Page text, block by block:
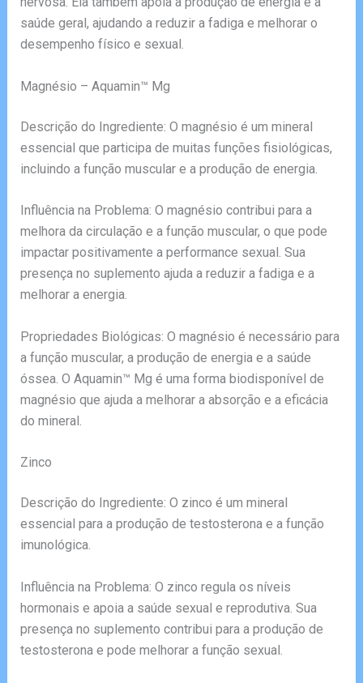
saúde geral, ajudando a reduzir a fadiga e melhorar o
desempenho físico e sexual.
Magnésio – Aquamin™ Mg
Descrição do Ingrediente: O magnésio é um mineral
essencial que participa de muitas funções fisiológicas,
incluindo a função muscular e a produção de energia.
Influência na Problema: O magnésio contribui para a
melhora da circulação e a função muscular, o que pode
impactar positivamente a performance sexual. Sua
presença no suplemento ajuda a reduzir a fadiga e a
melhorar a energia.
Propriedades Biológicas: O magnésio é necessário para
a função muscular, a produção de energia e a saúde
óssea. O Aquamin™ Mg é uma forma biodisponível de
magnésio que ajuda a melhorar a absorção e a eficácia
do mineral.
Zinco
Descrição do Ingrediente: O zinco é um mineral
essencial para a produção de testosterona e a função
imunológica.
Influência na Problema: O zinco regula os níveis
hormonais e apoia a saúde sexual e reprodutiva. Sua
presença no suplemento contribui para a produção de
testosterona e pode melhorar a função sexual.